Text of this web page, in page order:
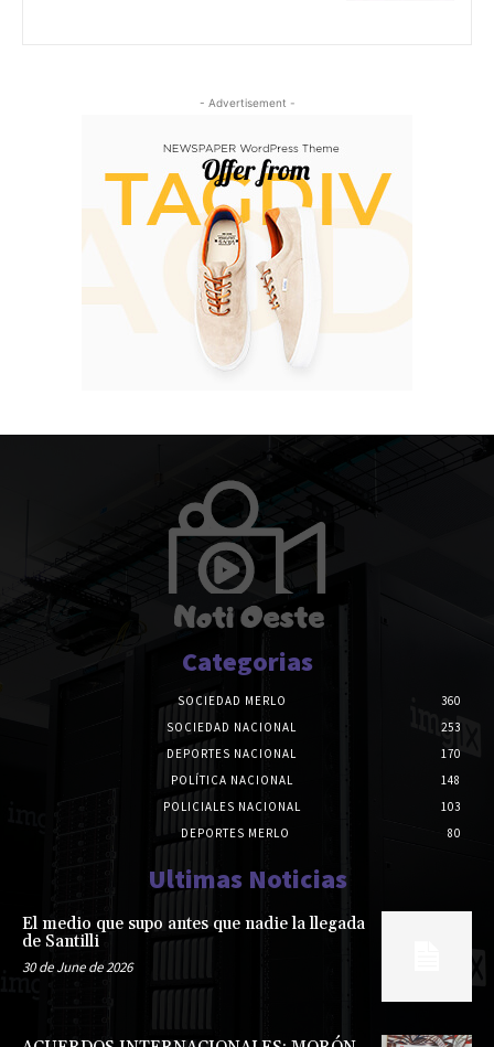
- Advertisement -
Categorias
SOCIEDAD MERLO
360
SOCIEDAD NACIONAL
253
DEPORTES NACIONAL
170
POLÍTICA NACIONAL
148
POLICIALES NACIONAL
103
DEPORTES MERLO
80
Ultimas Noticias
El medio que supo antes que nadie la llegada
de Santilli
30 de June de 2026